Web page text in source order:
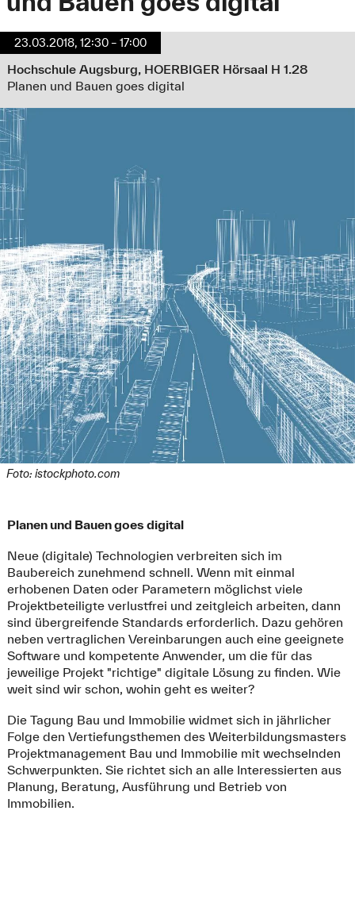
23.03.2018, 12:30 – 17:00
Hochschule Augsburg, HOERBIGER Hörsaal H 1.28
Planen und Bauen goes digital
Foto: istockphoto.com
Planen und Bauen goes digital
Neue (digitale) Technologien verbreiten sich im
Baubereich zunehmend schnell. Wenn mit einmal
erhobenen Daten oder Parametern möglichst viele
Projektbeteiligte verlustfrei und zeitgleich arbeiten, dann
sind übergreifende Standards erforderlich. Dazu gehören
neben vertraglichen Vereinbarungen auch eine geeignete
Software und kompetente Anwender, um die für das
jeweilige Projekt "richtige" digitale Lösung zu finden. Wie
weit sind wir schon, wohin geht es weiter?
Die Tagung Bau und Immobilie widmet sich in jährlicher
Folge den Vertiefungsthemen des Weiterbildungsmasters
Projektmanagement Bau und Immobilie mit wechselnden
Schwerpunkten. Sie richtet sich an alle Interessierten aus
Planung, Beratung, Ausführung und Betrieb von
Immobilien.